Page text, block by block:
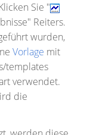
Sie "
Reiters.
wurden,
Vorlage mit
templates
verwendet.
die